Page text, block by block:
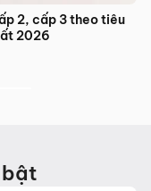
pháp nội thất tối
bật